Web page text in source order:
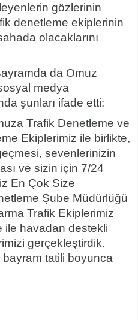
gözlerinin
denetleme ekiplerinin
olacaklarını
da Omuz
medya
şunları ifade etti:
Trafik Denetleme ve
Ekiplerimiz ile birlikte,
sevenlerinizin
ve sizin için 7/24
En Çok Size
Şube Müdürlüğü
Trafik Ekiplerimiz
ile havadan destekli
gerçekleştirdik.
tatili boyunca